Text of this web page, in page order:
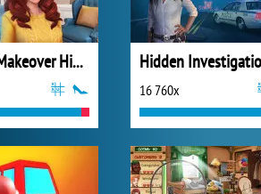
Home Makeover Hidden Object
16 760x